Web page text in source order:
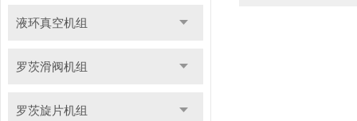
液环真空机组
罗茨滑阀机组
罗茨旋片机组